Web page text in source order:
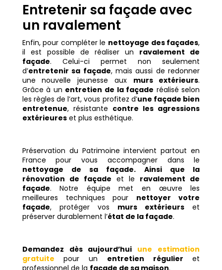
Entretenir sa façade avec
un ravalement
Enfin, pour compléter le nettoyage des façades,
il est possible de réaliser un ravalement de
façade. Celui-ci permet non seulement
d’entretenir sa façade, mais aussi de redonner
une nouvelle jeunesse aux murs extérieurs.
Grâce à un entretien de la façade réalisé selon
les règles de l’art, vous profitez d’une façade bien
entretenue, résistante contre les agressions
extérieureset plus esthétique.
Préservation du Patrimoine intervient partout en
France pour vous accompagner dans le
nettoyage de sa façade. Ainsi que la
rénovation de façade et le ravalement de
façade. Notre équipe met en œuvre les
meilleures techniques pour nettoyer votre
façade, protéger vos murs extérieurs et
préserver durablement l’état de la façade.
Demandez dès aujourd’hui une estimation
gratuite pour un entretien régulier et
professionnel de la façade de sa maison.